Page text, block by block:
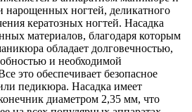
нарощенных ногтей, деликатного
кератозных ногтей. Насадка
материалов, благодаря которым
обладает долговечностью,
и необходимой
это обеспечивает безопасное
педикюра. Насадка имеет
диаметром 2,35 мм, что